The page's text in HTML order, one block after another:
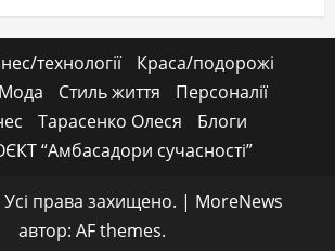
технології
Краса/подорожі
Мода Стиль життя
Персоналії
Тарасенко Олеся
Блоги
“Амбасадори сучасності”
права захищено. | MoreNews
автор: AF themes.